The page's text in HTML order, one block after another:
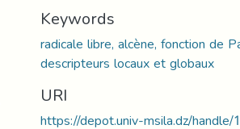
Keywords
radicale libre, alcène, fonction de
descripteurs locaux et globaux
URI
https://depot.univ-msila.dz/